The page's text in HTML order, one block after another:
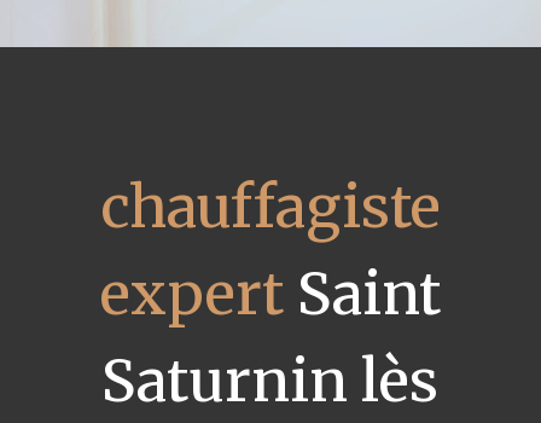
chauffagiste
expertSaint
Saturnin lès